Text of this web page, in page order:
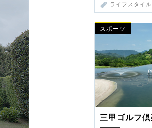
ライフスタイル
スポーツ
三甲ゴルフ